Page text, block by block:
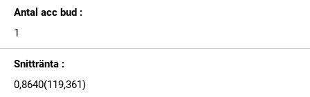
Antal acc bud :
1
Snittränta :
0,8640(119,361)